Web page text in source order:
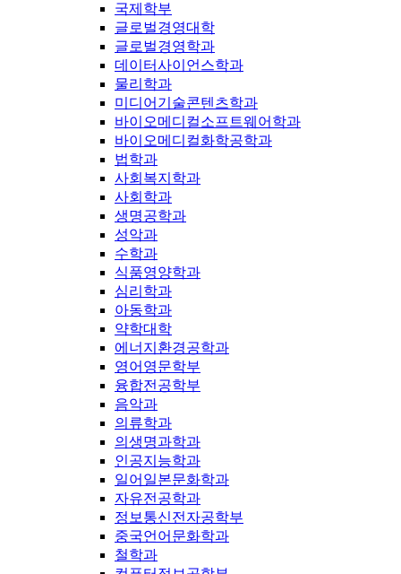
국제학부
글로벌경영대학
글로벌경영학과
데이터사이언스학과
물리학과
미디어기술콘텐츠학과
바이오메디컬소프트웨어학과
바이오메디컬화학공학과
법학과
사회복지학과
사회학과
생명공학과
성악과
수학과
식품영양학과
심리학과
아동학과
약학대학
에너지환경공학과
영어영문학부
융합전공학부
음악과
의류학과
의생명과학과
인공지능학과
일어일본문화학과
자유전공학과
정보통신전자공학부
중국언어문화학과
철학과